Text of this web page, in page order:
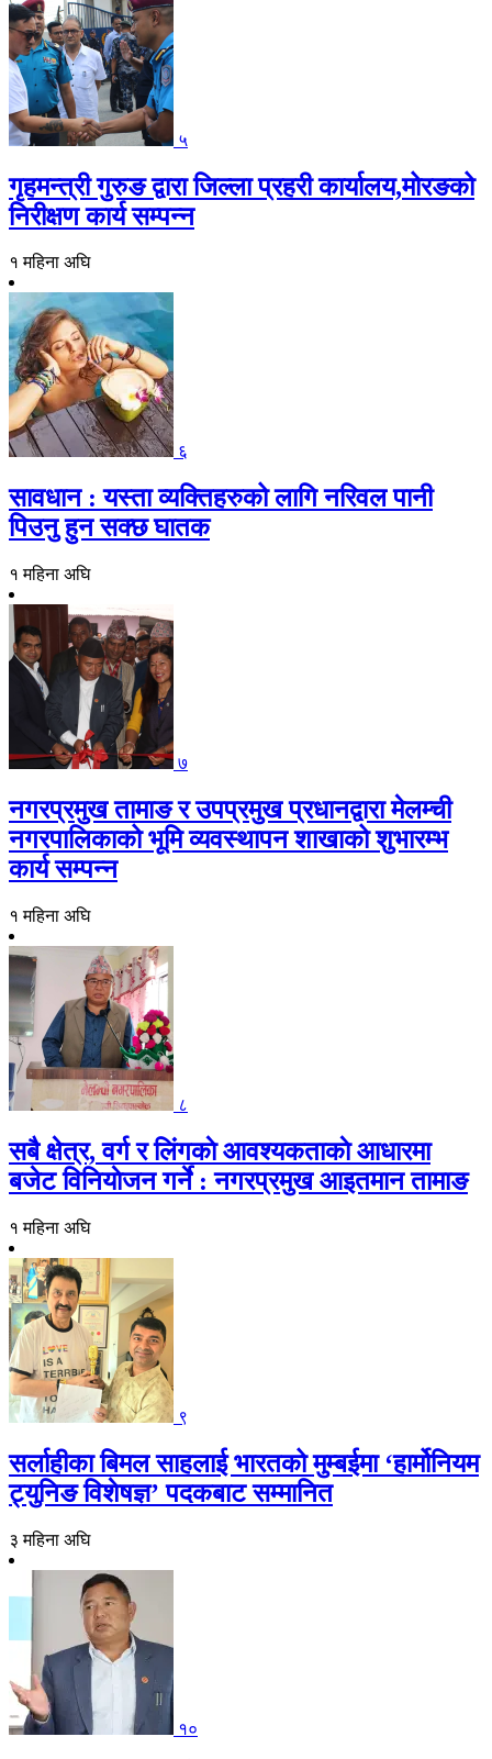
५
गृहमन्त्री गुरुङ द्वारा जिल्ला प्रहरी कार्यालय,मोरङको
निरीक्षण कार्य सम्पन्न
१ महिना अघि
६
सावधान : यस्ता व्यक्तिहरुको लागि नरिवल पानी
पिउनु हुन सक्छ घातक
१ महिना अघि
७
नगरप्रमुख तामाङ र उपप्रमुख प्रधानद्वारा मेलम्ची
नगरपालिकाको भूमि व्यवस्थापन शाखाको शुभारम्भ
कार्य सम्पन्न
१ महिना अघि
८
सबै क्षेत्र, वर्ग र लिंगकाे आवश्यकताकाे आधारमा
बजेट विनियाेजन गर्ने : नगरप्रमुख आइतमान तामाङ
१ महिना अघि
९
सर्लाहीका बिमल साहलाई भारतको मुम्बईमा ‘हार्मोनियम
ट्युनिङ विशेषज्ञ’ पदकबाट सम्मानित
३ महिना अघि
१०